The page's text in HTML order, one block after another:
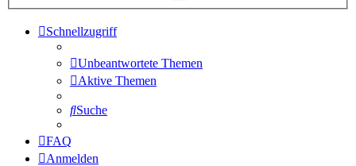
Schnellzugriff
Unbeantwortete Themen
Aktive Themen
Suche
FAQ
Anmelden